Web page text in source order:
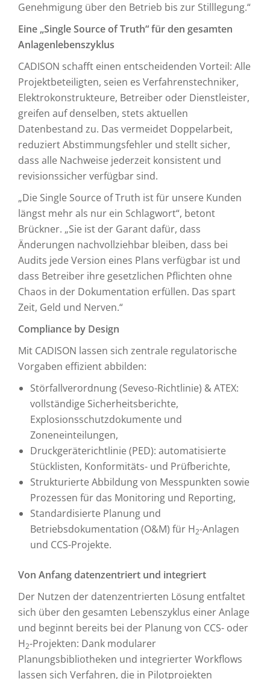
Genehmigung über den Betrieb bis zur Stilllegung.“
Eine „Single Source of Truth“ für den gesamten
Anlagenlebenszyklus
CADISON schafft einen entscheidenden Vorteil: Alle
Projektbeteiligten, seien es Verfahrenstechniker,
Elektrokonstrukteure, Betreiber oder Dienstleister,
greifen auf denselben, stets aktuellen
Datenbestand zu. Das vermeidet Doppelarbeit,
reduziert Abstimmungsfehler und stellt sicher,
dass alle Nachweise jederzeit konsistent und
revisionssicher verfügbar sind.
„Die Single Source of Truth ist für unsere Kunden
längst mehr als nur ein Schlagwort“, betont
Brückner. „Sie ist der Garant dafür, dass
Änderungen nachvollziehbar bleiben, dass bei
Audits jede Version eines Plans verfügbar ist und
dass Betreiber ihre gesetzlichen Pflichten ohne
Chaos in der Dokumentation erfüllen. Das spart
Zeit, Geld und Nerven.“
Compliance by Design
Mit CADISON lassen sich zentrale regulatorische
Vorgaben effizient abbilden:
Störfallverordnung (Seveso-Richtlinie) & ATEX:
vollständige Sicherheitsberichte,
Explosionsschutzdokumente und
Zoneneinteilungen,
Druckgeräterichtlinie (PED): automatisierte
Stücklisten, Konformitäts- und Prüfberichte,
Strukturierte Abbildung von Messpunkten sowie
Prozessen für das Monitoring und Reporting,
Standardisierte Planung und
Betriebsdokumentation (O&M) für H2-Anlagen
und CCS-Projekte.
Von Anfang datenzentriert und integriert
Der Nutzen der datenzentrierten Lösung entfaltet
sich über den gesamten Lebenszyklus einer Anlage
und beginnt bereits bei der Planung von CCS- oder
H2-Projekten: Dank modularer
Planungsbibliotheken und integrierter Workflows
lassen sich Verfahren, die in Pilotprojekten